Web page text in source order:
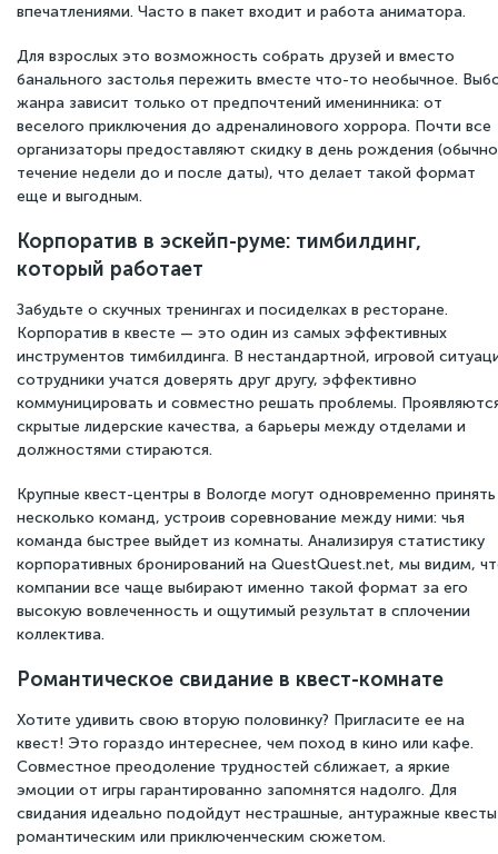
впечатлениями. Часто в пакет входит и работа аниматора.
Для взрослых это возможность собрать друзей и вместо
банального застолья пережить вместе что-то необычное.
жанра зависит только от предпочтений именинника: от
веселого приключения до адреналинового хоррора. Почти все
организаторы предоставляют скидку в день рождения
течение недели до и после даты), что делает такой формат
еще и выгодным.
Корпоратив в эскейп-руме: тимбилдинг,
который работает
Забудьте о скучных тренингах и посиделках в ресторане.
Корпоратив в квесте — это один из самых эффективных
инструментов тимбилдинга. В нестандартной, игровой
сотрудники учатся доверять друг другу, эффективно
коммуницировать и совместно решать проблемы.
скрытые лидерские качества, а барьеры между отделами и
должностями стираются.
Крупные квест-центры в Вологде могут одновременно принять
несколько команд, устроив соревнование между ними: чья
команда быстрее выйдет из комнаты. Анализируя статистику
корпоративных бронирований на QuestQuest.net, мы видим,
компании все чаще выбирают именно такой формат за его
высокую вовлеченность и ощутимый результат в сплочении
коллектива.
Романтическое свидание в квест-комнате
Хотите удивить свою вторую половинку? Пригласите ее на
квест! Это гораздо интереснее, чем поход в кино или кафе.
Совместное преодоление трудностей сближает, а яркие
эмоции от игры гарантированно запомнятся надолго. Для
свидания идеально подойдут нестрашные, антуражные
романтическим или приключенческим сюжетом.